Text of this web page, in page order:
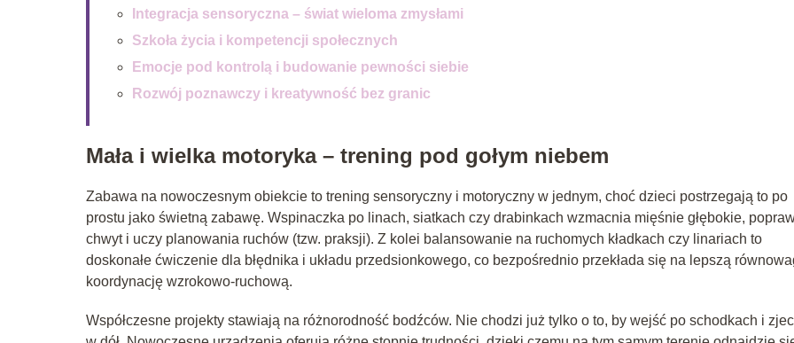
Integracja sensoryczna – świat wieloma zmysłami
Szkoła życia i kompetencji społecznych
Emocje pod kontrolą i budowanie pewności siebie
Rozwój poznawczy i kreatywność bez granic
Mała i wielka motoryka – trening pod gołym niebem
Zabawa na nowoczesnym obiekcie to trening sensoryczny i motoryczny w jednym, choć dzieci postrzegają to po
prostu jako świetną zabawę. Wspinaczka po linach, siatkach czy drabinkach wzmacnia mięśnie głębokie,
chwyt i uczy planowania ruchów (tzw. praksji). Z kolei balansowanie na ruchomych kładkach czy linariach to
doskonałe ćwiczenie dla błędnika i układu przedsionkowego, co bezpośrednio przekłada się na lepszą
koordynację wzrokowo-ruchową.
Współczesne projekty stawiają na różnorodność bodźców. Nie chodzi już tylko o to, by wejść po schodkach i